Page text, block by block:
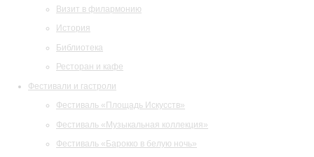
Визит в филармонию
История
Библиотека
Ресторан и кафе
Фестивали и гастроли
Фестиваль «Площадь Искусств»
Фестиваль «Музыкальная коллекция»
Фестиваль «Барокко в белую ночь»